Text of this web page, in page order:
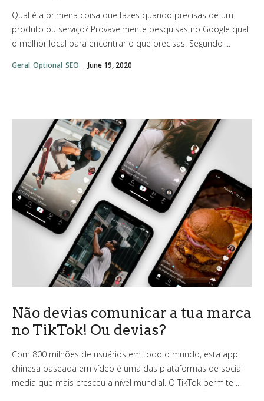
Qual é a primeira coisa que fazes quando precisas de um
produto ou serviço? Provavelmente pesquisas no Google qual
o melhor local para encontrar o que precisas. Segundo ...
Geral Optional SEO - June 19, 2020
Não devias comunicar a tua marca
no TikTok! Ou devias?
Com 800 milhões de usuários em todo o mundo, esta app
chinesa baseada em vídeo é uma das plataformas de social
media que mais cresceu a nível mundial. O TikTok permite ...